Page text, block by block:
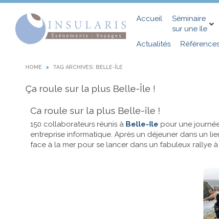
Accueil
Séminaire
sur une île
Actualités
HOME TAG ARCHIVES: BELLE-ÎLE
Ça roule sur la plus Belle-Île !
Ca roule sur la plus Belle-île !
150 collaborateurs réunis à Belle-Ile pour une
entreprise informatique. Après un déjeuner dans un
face à la mer pour se lancer dans un fabuleux rallye